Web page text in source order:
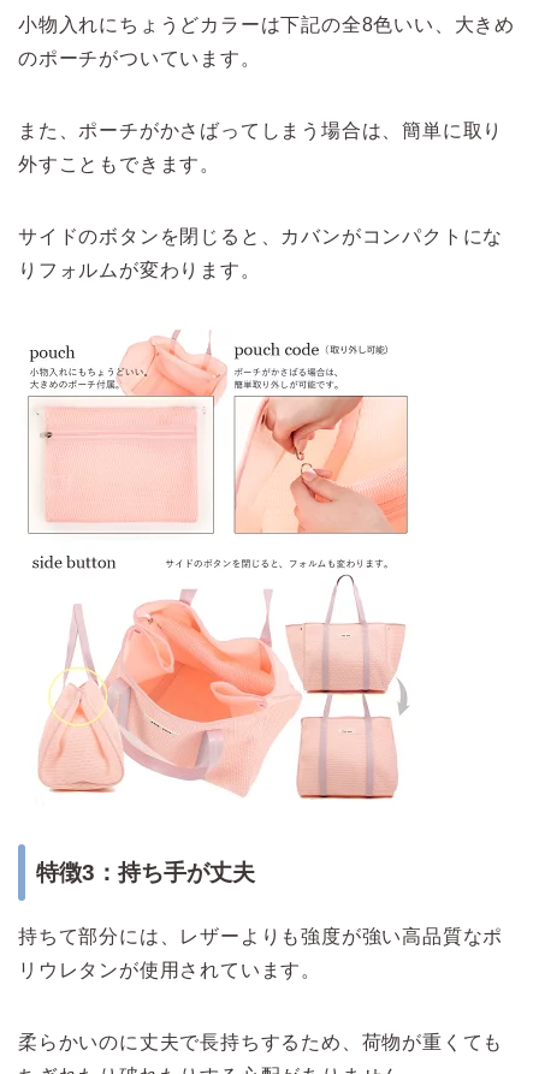
小物入れにちょうどカラーは下記の全8色いい、大きめ
のポーチがついています。
また、ポーチがかさばってしまう場合は、簡単に取り
外すこともできます。
サイドのボタンを閉じると、カバンがコンパクトにな
りフォルムが変わります。
特徴3：持ち手が丈夫
持ちて部分には、レザーよりも強度が強い高品質なポ
リウレタンが使用されています。
柔らかいのに丈夫で長持ちするため、荷物が重くても